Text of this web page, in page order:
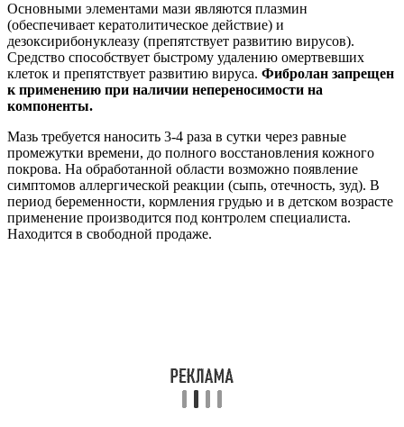
Основными элементами мази являются плазмин
(обеспечивает кератолитическое действие) и
дезоксирибонуклеазу (препятствует развитию вирусов).
Средство способствует быстрому удалению омертвевших
клеток и препятствует развитию вируса. Фибролан запрещен
к применению при наличии непереносимости на
компоненты.
Мазь требуется наносить 3-4 раза в сутки через равные
промежутки времени, до полного восстановления кожного
покрова. На обработанной области возможно появление
симптомов аллергической реакции (сыпь, отечность, зуд). В
период беременности, кормления грудью и в детском возрасте
применение производится под контролем специалиста.
Находится в свободной продаже.